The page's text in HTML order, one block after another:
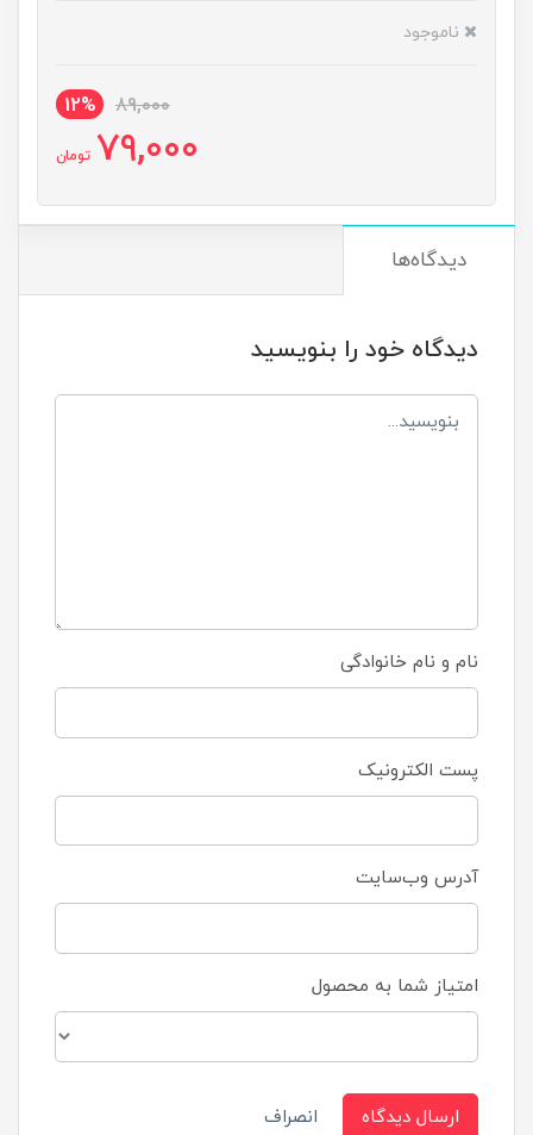
ناموجود
89,000
12%
79,000 تومان
دیدگاه‌ها
دیدگاه خود را بنویسید
نام و نام خانوادگی
پست الکترونیک
آدرس وب‌سایت
امتیاز شما به محصول
ارسال دیدگاه انصراف